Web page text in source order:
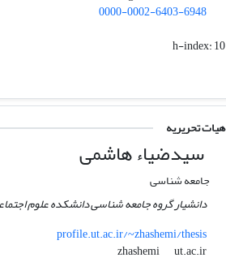
0000-0002-6403-6948
h-index:10
هیات تحریریه
سیدضیاء هاشمی
جامعه شناسی
دانشیار گروه جامعه شناسی دانشکده علوم
profile.ut.ac.ir/~zhashemi/thesis
zhashemi
ut.ac.ir